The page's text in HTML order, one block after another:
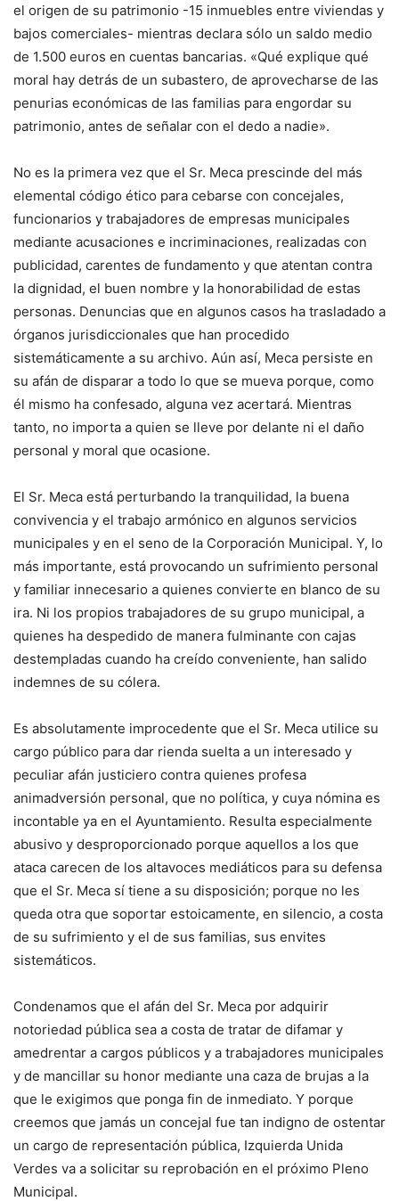
el origen de su patrimonio -15 inmuebles entre viviendas y
bajos comerciales- mientras declara sólo un saldo medio
de 1.500 euros en cuentas bancarias. «Qué explique qué
moral hay detrás de un subastero, de aprovecharse de las
penurias económicas de las familias para engordar su
patrimonio, antes de señalar con el dedo a nadie».
No es la primera vez que el Sr. Meca prescinde del más
elemental código ético para cebarse con concejales,
funcionarios y trabajadores de empresas municipales
mediante acusaciones e incriminaciones, realizadas con
publicidad, carentes de fundamento y que atentan contra
la dignidad, el buen nombre y la honorabilidad de estas
personas. Denuncias que en algunos casos ha trasladado a
órganos jurisdiccionales que han procedido
sistemáticamente a su archivo. Aún así, Meca persiste en
su afán de disparar a todo lo que se mueva porque, como
él mismo ha confesado, alguna vez acertará. Mientras
tanto, no importa a quien se lleve por delante ni el daño
personal y moral que ocasione.
El Sr. Meca está perturbando la tranquilidad, la buena
convivencia y el trabajo armónico en algunos servicios
municipales y en el seno de la Corporación Municipal. Y, lo
más importante, está provocando un sufrimiento personal
y familiar innecesario a quienes convierte en blanco de su
ira. Ni los propios trabajadores de su grupo municipal, a
quienes ha despedido de manera fulminante con cajas
destempladas cuando ha creído conveniente, han salido
indemnes de su cólera.
Es absolutamente improcedente que el Sr. Meca utilice su
cargo público para dar rienda suelta a un interesado y
peculiar afán justiciero contra quienes profesa
animadversión personal, que no política, y cuya nómina es
incontable ya en el Ayuntamiento. Resulta especialmente
abusivo y desproporcionado porque aquellos a los que
ataca carecen de los altavoces mediáticos para su defensa
que el Sr. Meca sí tiene a su disposición; porque no les
queda otra que soportar estoicamente, en silencio, a costa
de su sufrimiento y el de sus familias, sus envites
sistemáticos.
Condenamos que el afán del Sr. Meca por adquirir
notoriedad pública sea a costa de tratar de difamar y
amedrentar a cargos públicos y a trabajadores municipales
y de mancillar su honor mediante una caza de brujas a la
que le exigimos que ponga fin de inmediato. Y porque
creemos que jamás un concejal fue tan indigno de ostentar
un cargo de representación pública, Izquierda Unida
Verdes va a solicitar su reprobación en el próximo Pleno
Municipal.